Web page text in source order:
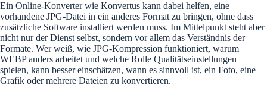
Ein Online-Konverter wie Konvertus kann dabei helfen, eine
vorhandene JPG-Datei in ein anderes Format zu bringen, ohne dass
zusätzliche Software installiert werden muss. Im Mittelpunkt steht aber
nicht nur der Dienst selbst, sondern vor allem das Verständnis der
Formate. Wer weiß, wie JPG-Kompression funktioniert, warum
WEBP anders arbeitet und welche Rolle Qualitätseinstellungen
spielen, kann besser einschätzen, wann es sinnvoll ist, ein Foto, eine
Grafik oder mehrere Dateien zu konvertieren.